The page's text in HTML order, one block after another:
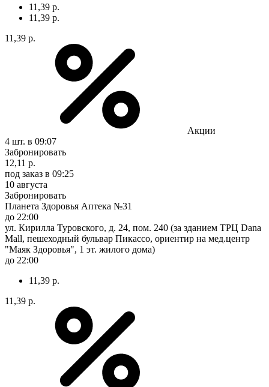
11,39 р.
11,39 р.
11,39 р.
Акции
4 шт. в 09:07
Забронировать
12,11 р.
под заказ в 09:25
10 августа
Забронировать
Планета Здоровья Аптека №31
до 22:00
ул. Кирилла Туровского, д. 24, пом. 240 (за зданием ТРЦ Dana
Mall, пешеходный бульвар Пикассо, ориентир на мед.центр
"Маяк Здоровья", 1 эт. жилого дома)
до 22:00
11,39 р.
11,39 р.